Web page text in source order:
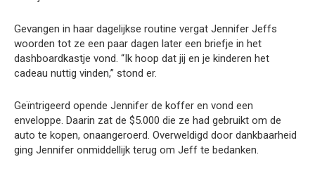
Gevangen in haar dagelijkse routine vergat Jennifer Jeffs
woorden tot ze een paar dagen later een briefje in het
dashboardkastje vond. “Ik hoop dat jij en je kinderen het
cadeau nuttig vinden,” stond er.
Geïntrigeerd opende Jennifer de koffer en vond een
enveloppe. Daarin zat de $5.000 die ze had gebruikt om de
auto te kopen, onaangeroerd. Overweldigd door dankbaarheid
ging Jennifer onmiddellijk terug om Jeff te bedanken.